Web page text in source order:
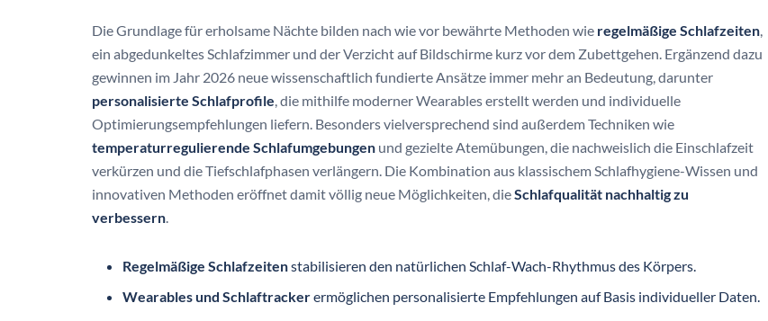
Die Grundlage für erholsame Nächte bilden nach wie vor bewährte Methoden wie regelmäßige Schlafzeiten
ein abgedunkeltes Schlafzimmer und der Verzicht auf Bildschirme kurz vor dem Zubettgehen. Ergänzend dazu
gewinnen im Jahr 2026 neue wissenschaftlich fundierte Ansätze immer mehr an Bedeutung, darunter
personalisierte Schlafprofile , die mithilfe moderner Wearables erstellt werden und individuelle
Optimierungsempfehlungen liefern. Besonders vielversprechend sind außerdem Techniken wie
temperaturregulierende Schlafumgebungen und gezielte Atemübungen, die nachweislich die Einschlafzeit
verkürzen und die Tiefschlafphasen verlängern. Die Kombination aus klassischem Schlafhygiene-Wissen und
innovativen Methoden eröffnet damit völlig neue Möglichkeiten, dieSchlafqualität nachhaltig zu
verbessern
Regelmäßige Schlafzeitenstabilisieren den natürlichen Schlaf-Wach-Rhythmus des Körpers.
Wearables und Schlaftrackerermöglichen personalisierte Empfehlungen auf Basis individueller Daten.